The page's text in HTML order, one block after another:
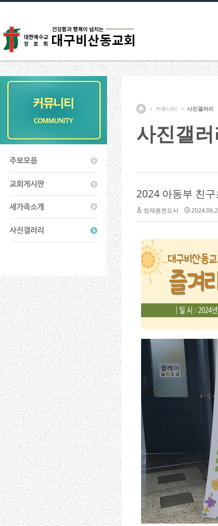
커뮤니티 사진갤러리
사진갤
2024 아동부 친
정재윤전도사